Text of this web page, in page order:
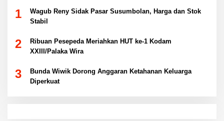
1
Wagub Reny Sidak Pasar Susumbolan, Harga dan Stok
Stabil
2
Ribuan Pesepeda Meriahkan HUT ke-1 Kodam
XXIII/Palaka Wira
3
Bunda Wiwik Dorong Anggaran Ketahanan Keluarga
Diperkuat